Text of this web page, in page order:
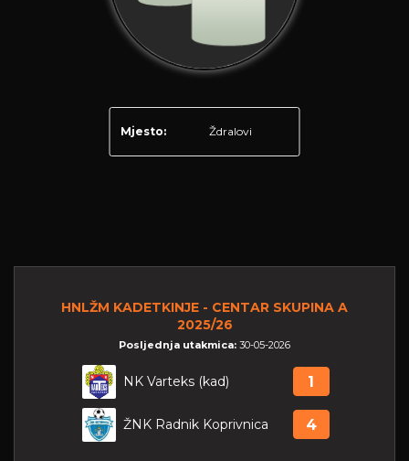
Mjesto: Ždralovi
HNLŽM KADETKINJE - CENTAR SKUPINA A
2025/26
Posljednja utakmica: 30-05-2026
NK Varteks (kad) 1
ŽNK Radnik Koprivnica 4